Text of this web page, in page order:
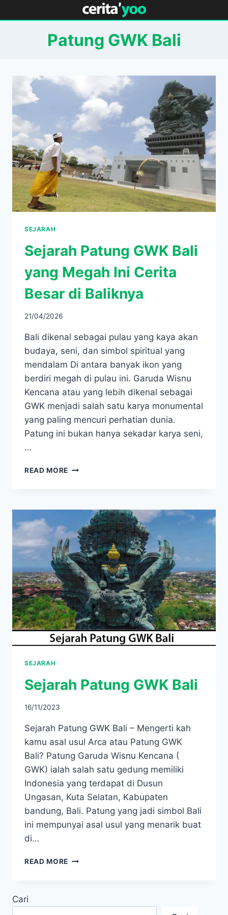
to
Patung GWK Bali
SEJARAH
Sejarah Patung GWK Bali
yang Megah Ini Cerita
Besar di Baliknya
21/04/2026
Bali dikenal sebagai pulau yang kaya akan
budaya, seni, dan simbol spiritual yang
mendalam Di antara banyak ikon yang
berdiri megah di pulau ini. Garuda Wisnu
Kencana atau yang lebih dikenal sebagai
GWK menjadi salah satu karya monumental
yang paling mencuri perhatian dunia.
Patung ini bukan hanya sekadar karya seni,
…
READ MORE SEJARAH
YANG
MEGAH
INI
CERITA
BESAR
DI
BALIKNYA
SEJARAH
Sejarah Patung GWK Bali
16/11/2023
Sejarah Patung GWK Bali – Mengerti kah
kamu asal usul Arca atau Patung GWK
Bali? Patung Garuda Wisnu Kencana (
GWK) ialah salah satu gedung memiliki
Indonesia yang terdapat di Dusun
Ungasan, Kuta Selatan, Kabupaten
bandung, Bali. Patung yang jadi simbol Bali
ini mempunyai asal usul yang menarik buat
di…
READ MORE SEJARAH
Cari